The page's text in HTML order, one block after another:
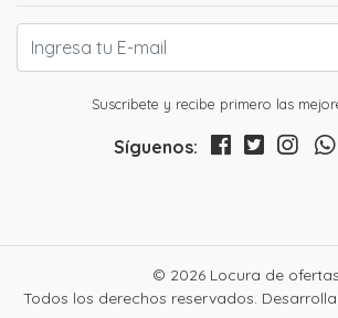
Suscribete y recibe primero las
Síguenos:
© 2026 Locura de
Todos los derechos reservados.